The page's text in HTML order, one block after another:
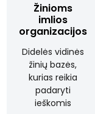
Žinioms
imlios
organizacijos
Didelės vidinės
žinių bazės,
kurias reikia
padaryti
ieškomis